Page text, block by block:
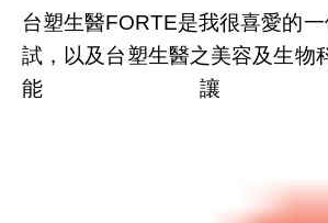
台塑生醫FORTE是我很喜愛的
試，以及台塑生醫之美容及生物
能